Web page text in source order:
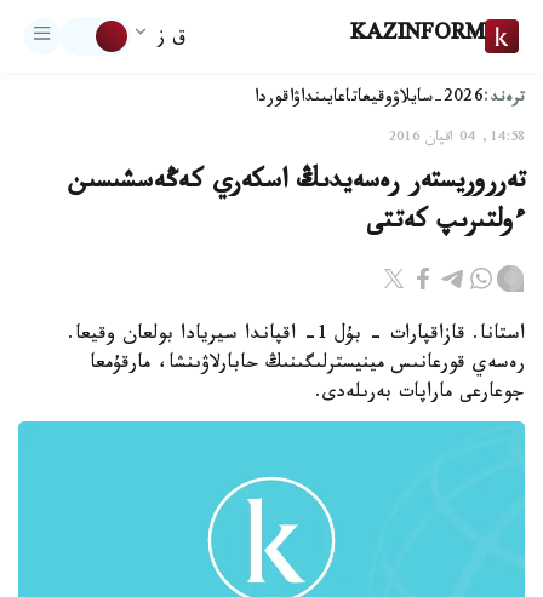
KAZINFORM ق ز
ترەند:2026-سايلاۋ وقيعاتاعايىنداۋاقوردا
14:58, 04 اقپان 2016
تەرروريستەر رەسەيدىڭ اسكەري كەڭەسشىسىن
ءولتىرىپ كەتتى
استانا. قازاقپارات - بۇل 1- اقپاندا سيريادا بولعان وقيعا.
رەسەي قورعانىس مينيسترلىگىنىڭ حابارلاۋىنشا، مارقۇمعا
جوعارعى ماراپات بەرىلەدى.